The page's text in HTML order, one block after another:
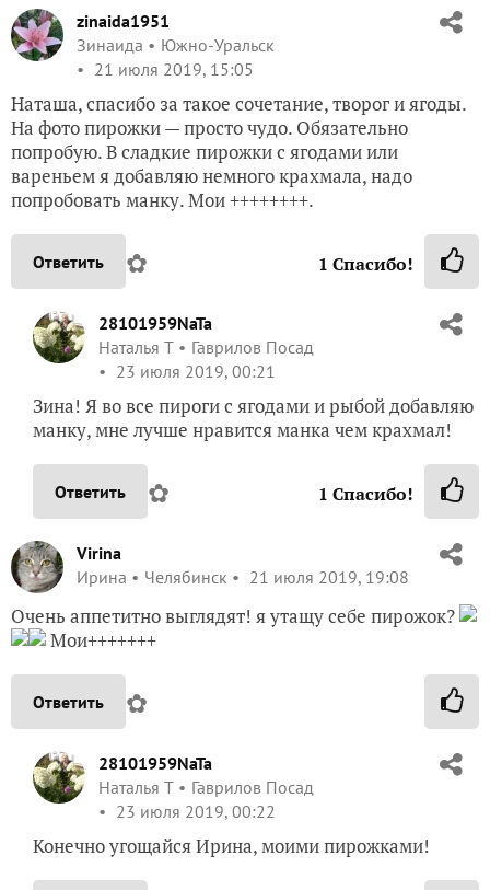
zinaida1951
Зинаида
Южно-Уральск
21 июля 2019, 15:05
Наташа, спасибо за такое сочетание, творог и ягоды.
На фото пирожки — просто чудо. Обязательно
попробую. В сладкие пирожки с ягодами или
вареньем я добавляю немного крахмала, надо
попробовать манку. Мои ++++++++.
Ответить ✿ 1 Спасибо!
28101959NaTa
Наталья Т
Гаврилов Посад
23 июля 2019, 00:21
Зина! Я во все пироги с ягодами и рыбой добавляю
манку, мне лучше нравится манка чем крахмал!
Ответить ✿ 1 Спасибо!
Virina
Ирина
Челябинск 21 июля 2019, 19:08
Очень аппетитно выглядят! я утащу себе пирожок?
Мои+++++++
Ответить ✿
28101959NaTa
Наталья Т
Гаврилов Посад
23 июля 2019, 00:22
Конечно угощайся Ирина, моими пирожками!